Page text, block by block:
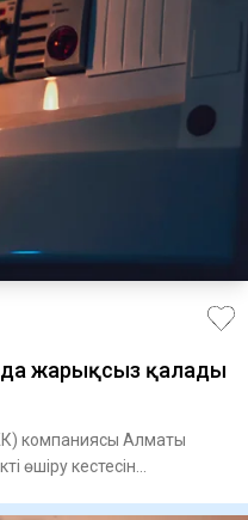
да жарықсыз қалады
компаниясы Алматы
өшіру кестесін